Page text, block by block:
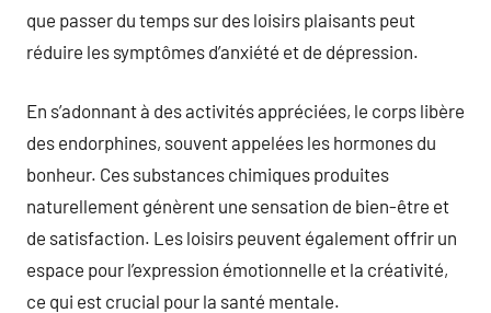
que passer du temps sur des loisirs plaisants peut
réduire les symptômes d’anxiété et de dépression.
En s’adonnant à des activités appréciées, le corps libère
des endorphines, souvent appelées les hormones du
bonheur. Ces substances chimiques produites
naturellement génèrent une sensation de bien-être et
de satisfaction. Les loisirs peuvent également offrir un
espace pour l’expression émotionnelle et la créativité,
ce qui est crucial pour la santé mentale.